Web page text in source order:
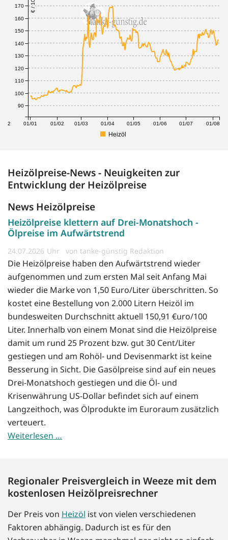
12 01/01 01/02 01/03 01/04 01/05 01/06 01/07 01/08
90
100
110
120
130
140
150
160
170
Heizöl
Heizölpreise-News - Neuigkeiten zur
Entwicklung der Heizölpreise
News Heizölpreise
Heizölpreise klettern auf Drei-Monatshoch -
Ölpreise im Aufwärtstrend
24.07.2026 von tanke-günstig Redaktion
Die Heizölpreise haben den Aufwärtstrend wieder
aufgenommen und zum ersten Mal seit Anfang Mai
wieder die Marke von 1,50 Euro/Liter überschritten. So
kostet eine Bestellung von 2.000 Litern Heizöl im
bundesweiten Durchschnitt aktuell 150,91 €uro/100
Liter. Innerhalb von einem Monat sind die Heizölpreise
damit um rund 25 Prozent bzw. gut 30 Cent/Liter
gestiegen und am Rohöl- und Devisenmarkt ist keine
Besserung in Sicht. Die Gasölpreise sind auf ein neues
Drei-Monatshoch gestiegen und die Öl- und
Krisenwährung US-Dollar befindet sich auf einem
Langzeithoch, was Ölprodukte im Euroraum zusätzlich
verteuert.
Weiterlesen …
Regionaler Preisvergleich in Weeze mit dem
kostenlosen Heizölpreisrechner
Der Preis von Heizöl ist von vielen verschiedenen
Faktoren abhängig. Dadurch ist es für den